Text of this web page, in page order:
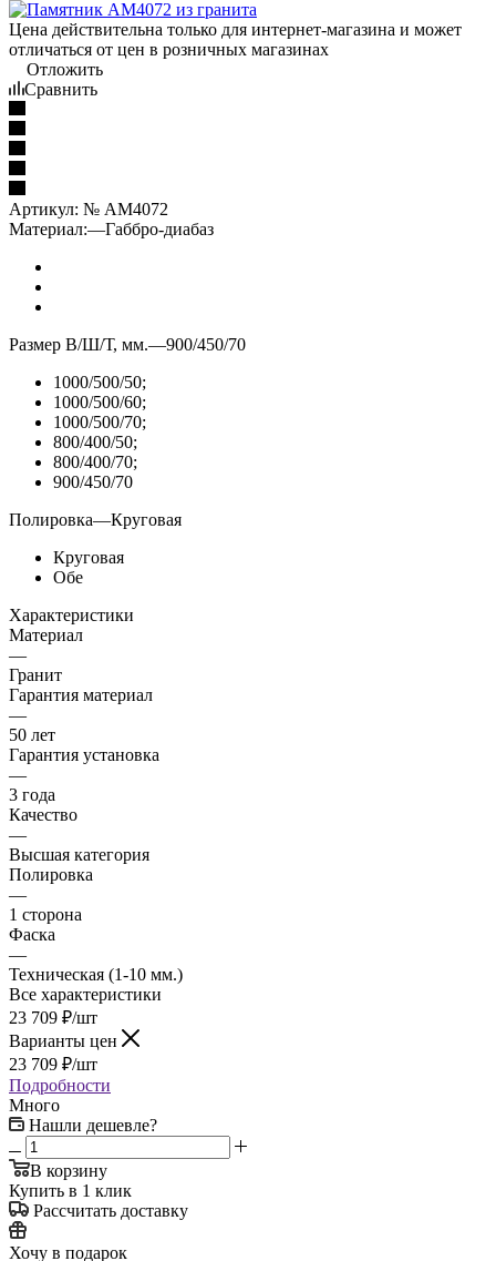
Цена действительна только для интернет-магазина и может
отличаться от цен в розничных магазинах
Отложить
Сравнить
Артикул: № AM4072
Материал:—Габбро-диабаз
Размер В/Ш/Т, мм.—900/450/70
1000/500/50;
1000/500/60;
1000/500/70;
800/400/50;
800/400/70;
900/450/70
Полировка—Круговая
Круговая
Обе
Характеристики
Материал
—
Гранит
Гарантия материал
—
50 лет
Гарантия установка
—
3 года
Качество
—
Высшая категория
Полировка
—
1 сторона
Фаска
—
Техническая (1-10 мм.)
Все характеристики
23 709 ₽/шт
Варианты цен
23 709 ₽/шт
Подробности
Много
Нашли дешевле?
В корзину
Купить в 1 клик
Рассчитать доставку
Хочу в подарок